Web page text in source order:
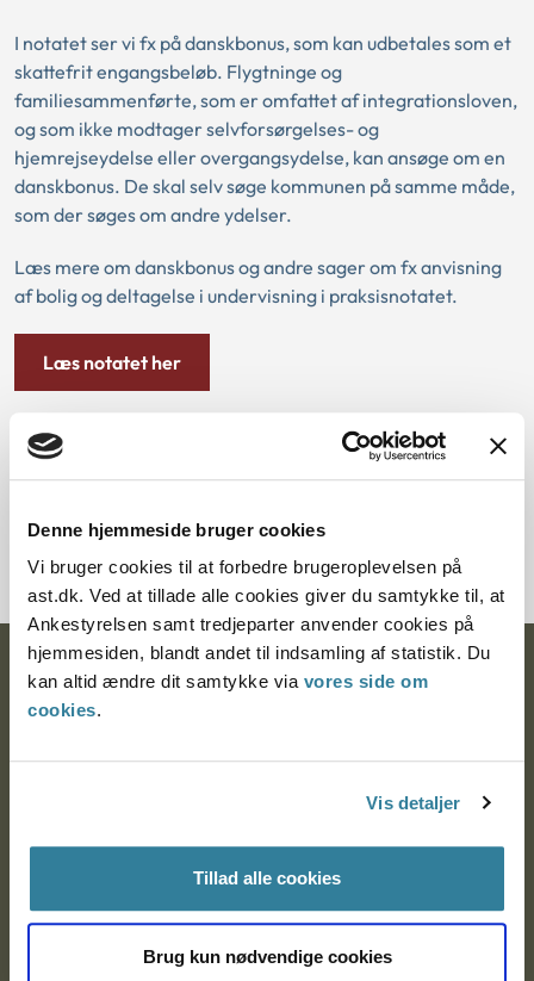
Denne hjemmeside bruger cookies
Vi bruger cookies til at forbedre brugeroplevelsen på
ast.dk. Ved at tillade alle cookies giver du samtykke til, at
Ankestyrelsen samt tredjeparter anvender cookies på
hjemmesiden, blandt andet til indsamling af statistik. Du
kan altid ændre dit samtykke via vores side om
cookies.
Vis detaljer
Tillad alle cookies
Brug kun nødvendige cookies
I notatet ser vi fx på danskbonus, som kan udbetales som et
skattefrit engangsbeløb. Flygtninge og
familiesammenførte, som er omfattet af integrationsloven,
og som ikke modtager selvforsørgelses- og
hjemrejseydelse eller overgangsydelse, kan ansøge om en
danskbonus. De skal selv søge kommunen på samme måde,
som der søges om andre ydelser.
Læs mere om danskbonus og andre sager om fx anvisning
af bolig og deltagelse i undervisning i praksisnotatet.
Læs notatet her
Tilmeld dig nyhedsbrev
Ankestyrelsen
Ankestyrelsen København